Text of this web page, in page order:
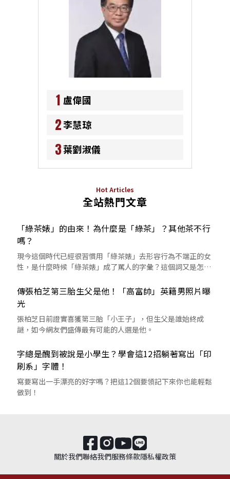
1 盧偉國
2李慧琼
3葉劉淑儀
Hot Articles
全站熱門文章
「綠茶婊」的由來！為什麼是「綠茶」？其他茶不行
嗎？
現今這個時代已經很習慣用「綠茶婊」去形容行為不端正的女
性，是什麼時候「綠茶婊」成了罵人的字彙？這個詞又是怎麼
傳張柏芝第三胎生父是他！「高富帥」英籍男照片曝
光
張柏芝日前證實喜獲第三胎「小王子」，但生父是誰始終成
謎，如今網友們盛傳最有可能的人選是他。
字總是醜到被說是小學生？學會這12招躺著寫出「印
刷系」字體！
寫要寫出一手漂亮的好字嗎？把這12個要領記下來你也能輕鬆
做到！
關於我們聯絡我們服務條款隱私權政策